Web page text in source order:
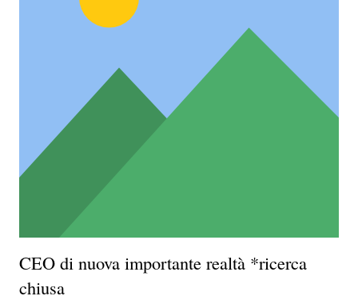
CEO di nuova importante realtà *ricerca
chiusa